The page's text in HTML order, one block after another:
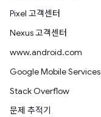
Pixel 고객센터
Nexus 고객센터
www.android.com
Google Mobile Services
Stack Overflow
문제 추적기